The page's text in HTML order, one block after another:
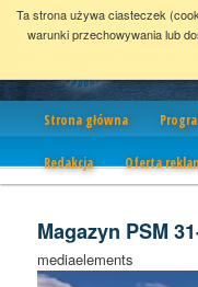
Strona główna
Redakcja Oferta
Magazyn PSM
mediaelements
Ta strona używa ciasteczek
warunki przechowywania lub